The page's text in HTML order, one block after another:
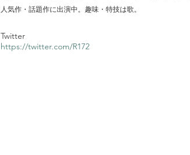
人気作・話題作に出演中。 ​趣味・特技は歌。
Twitter
https://twitter.com/R172